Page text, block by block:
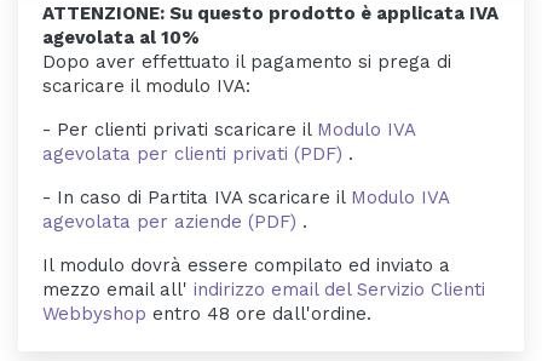
ATTENZIONE: Su questo prodotto è applicata IVA
agevolata al 10%
Dopo aver effettuato il pagamento si prega di
scaricare il modulo IVA:
- Per clienti privati scaricare il Modulo IVA
agevolata per clienti privati (PDF) .
- In caso di Partita IVA scaricare il Modulo IVA
agevolata per aziende (PDF) .
Il modulo dovrà essere compilato ed inviato a
mezzo email all' indirizzo email del Servizio Clienti
Webbyshop entro 48 ore dall'ordine.